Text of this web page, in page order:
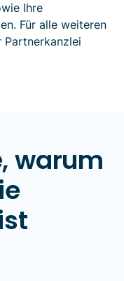
Ihre
Für alle weiteren
Partnerkanzlei
, warum